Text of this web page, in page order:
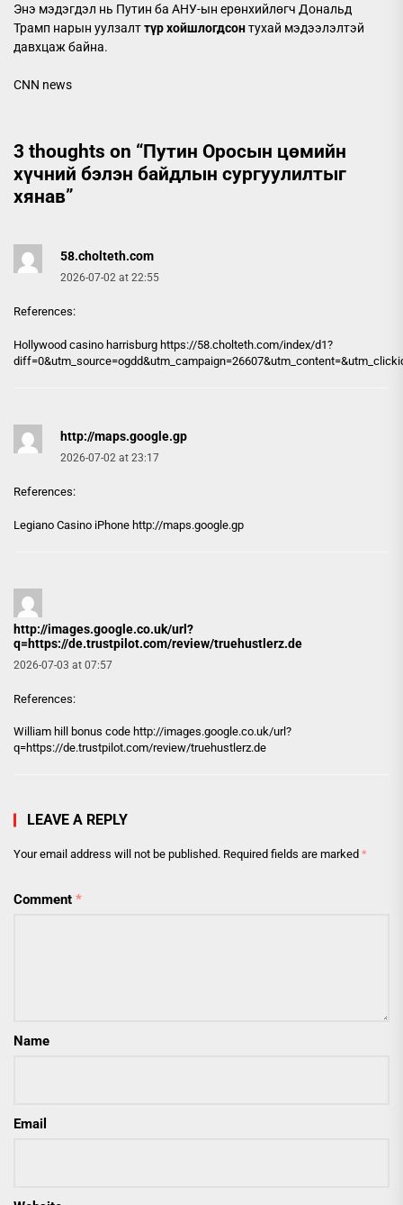
Энэ мэдэгдэл нь Путин ба АНУ-ын ерөнхийлөгч Дональд
Трамп нарын уулзалттүр хойшлогдсонтухай мэдээлэлтэй
давхцаж байна.
CNN news
3 thoughts on “Путин Оросын цөмийн
хүчний бэлэн байдлын сургуулилтыг
хянав”
58.cholteth.com
2026-07-02 at 22:55
References:
Hollywood casino harrisburg https://58.cholteth.com/index/d1?
http://maps.google.gp
2026-07-02 at 23:17
References:
Legiano Casino iPhone http://maps.google.gp
http://images.google.co.uk/url?
q=https://de.trustpilot.com/review/truehustlerz.de
2026-07-03 at 07:57
References:
William hill bonus code http://images.google.co.uk/url?
q=https://de.trustpilot.com/review/truehustlerz.de
LEAVE A REPLY
Your email address will not be published. Required fields are marked *
Comment *
Name
Email